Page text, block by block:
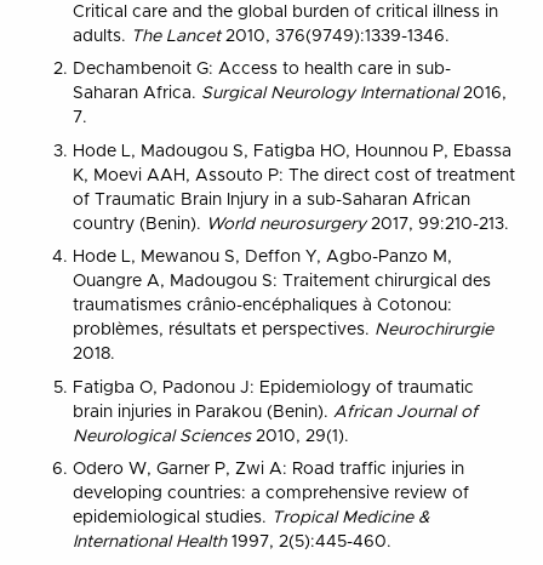
Critical care and the global burden of critical illness in
adults. The Lancet 2010, 376(9749):1339-1346.
Dechambenoit G: Access to health care in sub-
Saharan Africa. Surgical Neurology International2016,
7.
Hode L, Madougou S, Fatigba HO, Hounnou P, Ebassa
K, Moevi AAH, Assouto P: The direct cost of treatment
of Traumatic Brain Injury in a sub-Saharan African
country (Benin). World neurosurgery 2017, 99:210-213.
Hode L, Mewanou S, Deffon Y, Agbo-Panzo M,
Ouangre A, Madougou S: Traitement chirurgical des
traumatismes crânio-encéphaliques à Cotonou:
problèmes, résultats et perspectives. Neurochirurgie
2018.
Fatigba O, Padonou J: Epidemiology of traumatic
brain injuries in Parakou (Benin). African Journal of
Neurological Sciences 2010, 29(1).
Odero W, Garner P, Zwi A: Road traffic injuries in
developing countries: a comprehensive review of
epidemiological studies. Tropical Medicine &
International Health 1997, 2(5):445-460.